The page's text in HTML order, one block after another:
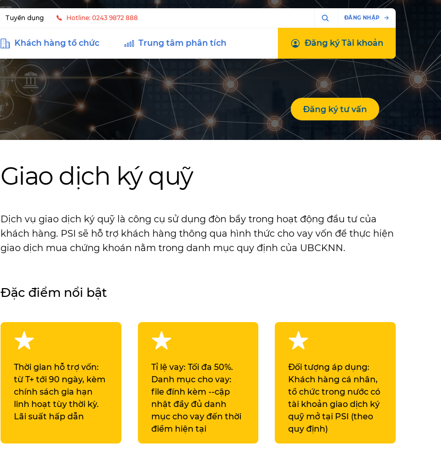
Tuyển dụng Hotline: 0243 9872 888 ĐĂNG NHẬP
Khách hàng tổ chức Trung tâm phân tích Đăng kýTài khoản
Đăng ký tư vấn
Giao dịch ký quỹ
Dịch vụ giao dịch ký quỹ là công cụ sử dụng đòn bẩy trong hoạt động đầu tư của
khách hàng. PSI sẽ hỗ trợ khách hàng thông qua hình thức cho vay vốn để thực hiện
giao dịch mua chứng khoán nằm trong danh mục quy định của UBCKNN.
Đặc điểm nổi bật
Thời gian hỗ trợ vốn:
từ T+ tới 90 ngày, kèm
chính sách gia hạn
linh hoạt tùy thời kỳ.
Lãi suất hấp dẫn
Tỉ lệ vay: Tối đa 50%.
Danh mục cho vay:
file đính kèm --cập
nhật đầy đủ danh
mục cho vay đến thời
điểm hiện tại
Đối tượng áp dụng:
Khách hàng cá nhân,
tổ chức trong nước có
tài khoản giao dịch ký
quỹ mở tại PSI (theo
quy định)